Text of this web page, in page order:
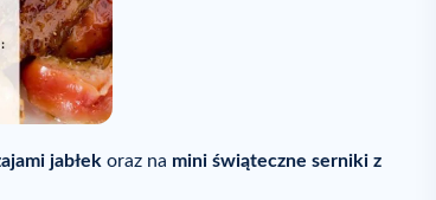
jabłek oraz na mini świąteczne serniki z